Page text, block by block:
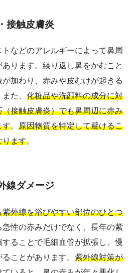
接触皮膚炎
などのアレルギーによって鼻周
ります。繰り返し鼻をかむこと
加わり、赤みや皮むけが起きる
た、 化粧品や洗顔料の成分に対
接触皮膚炎）でも鼻周辺に赤み
す。 原因物質を特定して避けるこ
ります。
線ダメージ
外線を浴びやすい部位のひとつ
急性の赤みだけでなく、長年の紫
ることで毛細血管が拡張し、慢
ことがあります。 紫外線対策が